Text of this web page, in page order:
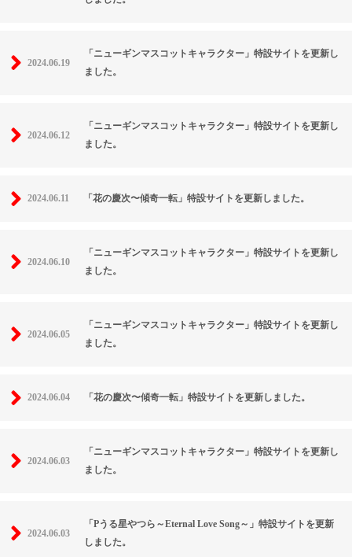
2024.06.19
「ニューギンマスコットキャラクター」特設サイトを更新し
ました。
2024.06.12
「ニューギンマスコットキャラクター」特設サイトを更新し
ました。
2024.06.11 「花の慶次〜傾奇一転」特設サイトを更新しました。
2024.06.10
「ニューギンマスコットキャラクター」特設サイトを更新し
ました。
2024.06.05
「ニューギンマスコットキャラクター」特設サイトを更新し
ました。
2024.06.04 「花の慶次〜傾奇一転」特設サイトを更新しました。
2024.06.03
「ニューギンマスコットキャラクター」特設サイトを更新し
ました。
2024.06.03
「Pうる星やつら～Eternal Love Song～」特設サイトを更新
しました。